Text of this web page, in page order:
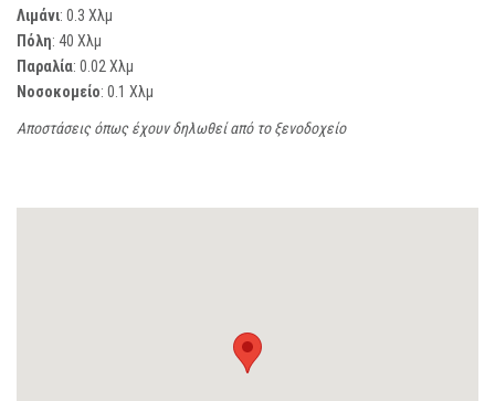
Λιμάνι: 0.3 Χλμ
Πόλη: 40 Χλμ
Παραλία: 0.02 Χλμ
Νοσοκομείο: 0.1 Χλμ
Αποστάσεις όπως έχουν δηλωθεί από το ξενοδοχείο